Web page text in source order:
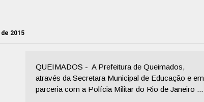
2015
QUEIMADOS - A Prefeitura de Queimados,
através da Secretara Municipal de Educação e em
parceria com a Polícia Militar do Rio de Janeiro ...